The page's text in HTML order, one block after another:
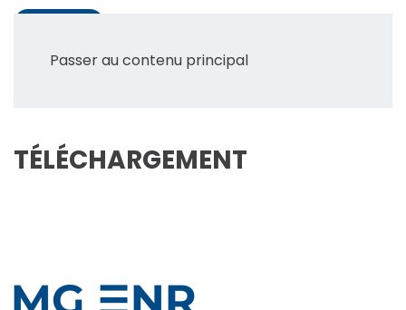
Passer au contenu principal
TÉLÉCHARGEMENT